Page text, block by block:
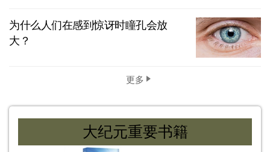
为什么人们在感到惊讶时瞳孔会放
大？
更多
大纪元重要书籍